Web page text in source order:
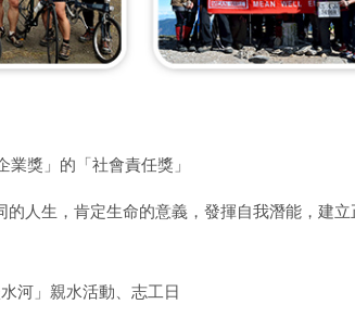
獎」的「社會責任獎」
的人生，肯定生命的意義，發揮自我潛能，建
河」親水活動、志工日